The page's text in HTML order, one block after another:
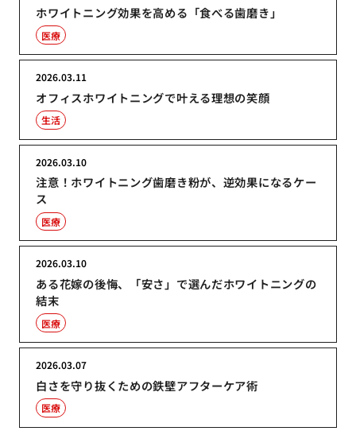
ホワイトニング効果を高める「食べる歯磨き」
医療
オフィスホワイトニングで叶える理想の笑顔
2026.03.11
生活
注意！ホワイトニング歯磨き粉が、逆効果になるケー
ス
2026.03.10
医療
ある花嫁の後悔、「安さ」で選んだホワイトニングの
結末
2026.03.10
医療
白さを守り抜くための鉄壁アフターケア術
2026.03.07
医療